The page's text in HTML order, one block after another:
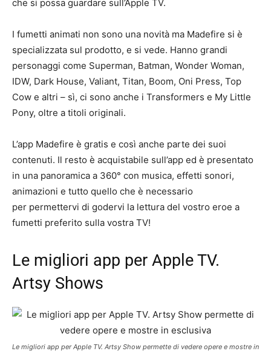
che si possa guardare sull’Apple TV.
I fumetti animati non sono una novità ma Madefire si è
specializzata sul prodotto, e si vede. Hanno grandi
personaggi come Superman, Batman, Wonder Woman,
IDW, Dark House, Valiant, Titan, Boom, Oni Press, Top
Cow e altri – sì, ci sono anche i Transformers e My Little
Pony, oltre a titoli originali.
L’app Madefire è gratis e così anche parte dei suoi
contenuti. Il resto è acquistabile sull’app ed è presentato
in una panoramica a 360° con musica, effetti sonori,
animazioni e tutto quello che è necessario
per permettervi di godervi la lettura del vostro eroe a
fumetti preferito sulla vostra TV!
Le migliori app per Apple TV.
Artsy Shows
Le migliori app per Apple TV. Artsy Show permette di vedere opere e mostre in